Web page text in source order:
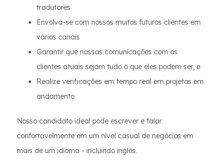
tradutores
Envolva-se com nossos muitos futuros clientes em
vários canais
Garantir que nossas comunicações com os
clientes atuais sejam tudo o que eles podem ser, e
Realize verificações em tempo real em projetos em
andamento
Nosso candidato ideal pode escrever e falar
confortavelmente em um nível casual de negócios em
mais de um idioma - incluindo inglês.